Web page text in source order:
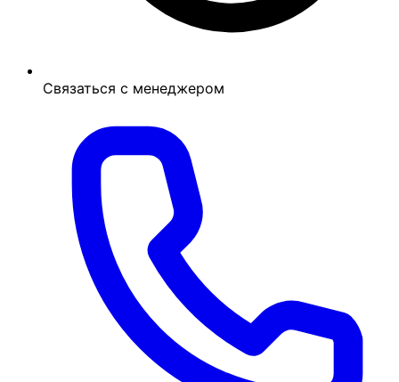
Связаться с менеджером